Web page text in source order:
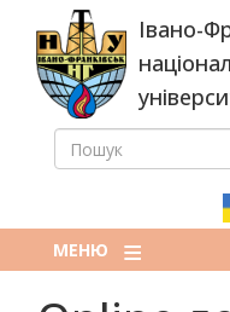
основного
вмісту
Івано-
ПОШУК
МЕНЮ